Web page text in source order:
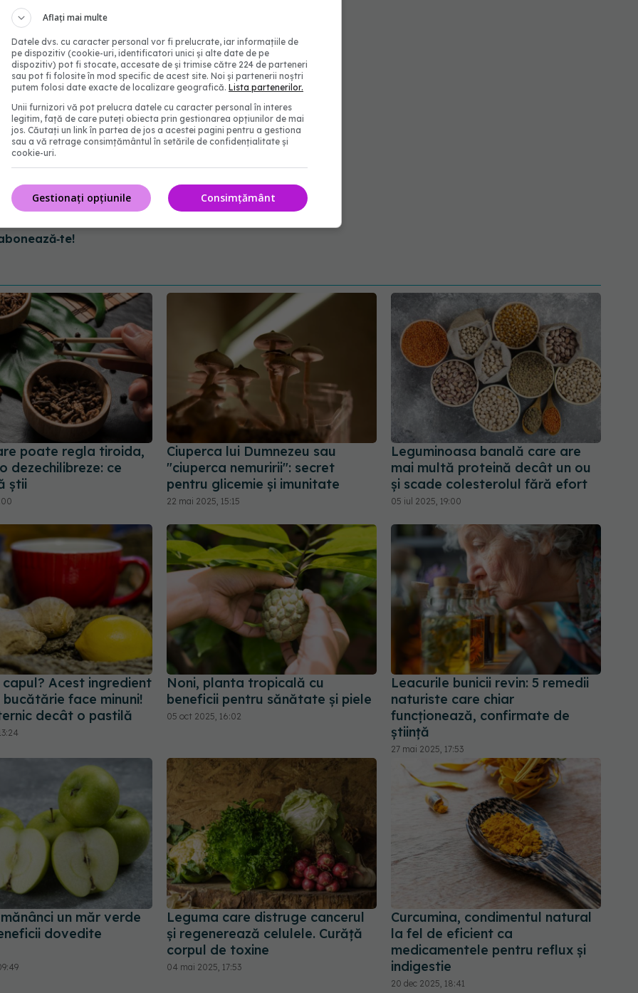
femei (75 la sută), iar la orice grup de vârstă,
mai sus a fost observată mai adesea la femei.
de centenari fără boli cronice comune în Noua
țări.
poate regla tiroida,
dezechilibreze: ce
știi
Ciuperca lui Dumnezeu sau
"ciuperca nemuririi": secret
pentru glicemie și imunitate
22 mai 2025, 15:15
Leguminoasa banală care are
mai multă proteină decât un ou
și scade colesterolul fără efort
05 iul 2025, 19:00
Acest ingredient
face minuni!
decât o pastilă
Noni, planta tropicală cu
beneficii pentru sănătate și piele
05 oct 2025, 16:02
Leacurile bunicii revin: 5 remedii
naturiste care chiar
funcționează, confirmate de
știință
27 mai 2025, 17:53
un măr verde
dovedite
Leguma care distruge cancerul
și regenerează celulele. Curăță
corpul de toxine
04 mai 2025, 17:53
Curcumina, condimentul natural
la fel de eficient ca
medicamentele pentru reflux și
indigestie
20 dec 2025, 18:41
Aflați mai multe
Datele dvs. cu caracter personal vor fi prelucrate, iar informațiile de
pe dispozitiv (cookie-uri, identificatori unici și alte date de pe
dispozitiv) pot fi stocate, accesate de și trimise către 224 de parteneri
sau pot fi folosite în mod specific de acest site. Noi și partenerii noștri
putem folosi date exacte de localizare geografică. Lista partenerilor.
Unii furnizori vă pot prelucra datele cu caracter personal în interes
legitim, față de care puteți obiecta prin gestionarea opțiunilor de mai
jos. Căutați un link în partea de jos a acestei pagini pentru a gestiona
sau a vă retrage consimțământul în setările de confidențialitate și
cookie-uri.
Consimțământ
Gestionați opțiunile